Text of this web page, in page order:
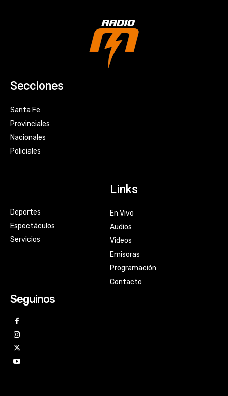
Secciones
Santa Fe
Provinciales
Nacionales
Policiales
Deportes
Espectáculos
Servicios
Links
En Vivo
Audios
Videos
Emisoras
Programación
Contacto
Seguinos